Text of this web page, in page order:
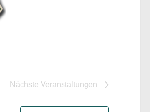
Nächste Veranstaltungen